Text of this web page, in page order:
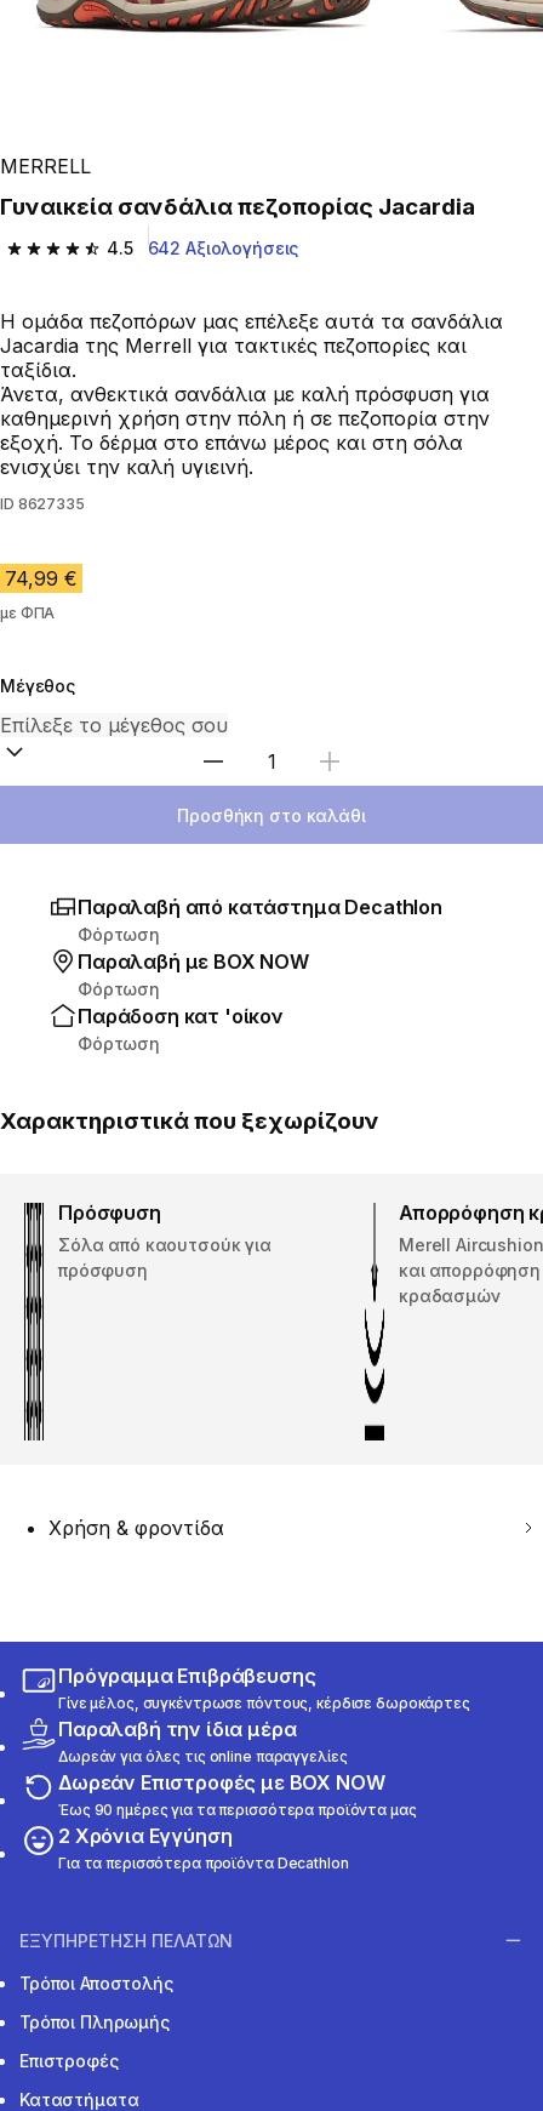
MERRELL
Γυναικεία σανδάλια πεζοπορίας Jacardia
4.5
4.5 out of 5 stars from 642 reviews
642 Αξιολογήσεις
Η ομάδα πεζοπόρων μας επέλεξε αυτά τα σανδάλια
Jacardia της Merrell για τακτικές πεζοπορίες και
ταξίδια.
Άνετα, ανθεκτικά σανδάλια με καλή πρόσφυση για
καθημερινή χρήση στην πόλη ή σε πεζοπορία στην
εξοχή. Το δέρμα στο επάνω μέρος και στη σόλα
ενισχύει την καλή υγιεινή.
ID 8627335
74,99 €
με ΦΠΑ
Μέγεθος
Επιλέξτε ποσότητα
Προσθήκη στο καλάθι
Παραλαβή από κατάστημα Decathlon
Φόρτωση
Παραλαβή με ΒΟΧ ΝΟW
Φόρτωση
Παράδοση κατ 'οίκον
Φόρτωση
Χαρακτηριστικά που ξεχωρίζουν
Πρόσφυση
Σόλα από καουτσούκ για
πρόσφυση
Απορρόφηση
Merell
και
κραδασμών
Χρήση & φροντίδα
Πρόγραμμα Επιβράβευσης
Γίνε μέλος, συγκέντρωσε πόντους, κέρδισε δωροκάρτες
Παραλαβή την ίδια μέρα
Δωρεάν για όλες τις online παραγγελίες
Δωρεάν Επιστροφές με BOX NOW
Έως 90 ημέρες για τα περισσότερα προϊόντα μας
2 Χρόνια Εγγύηση
Για τα περισσότερα προϊόντα Decathlon
ΕΞΥΠΗΡΕΤΗΣΗ ΠΕΛΑΤΩΝ
Τρόποι Αποστολής
Τρόποι Πληρωμής
Επιστροφές
Καταστήματα